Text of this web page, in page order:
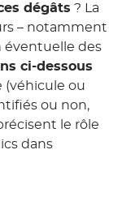
dégâts ? La
– notamment
éventuelle des
ci-dessous
(véhicule ou
ou non,
le rôle
dans